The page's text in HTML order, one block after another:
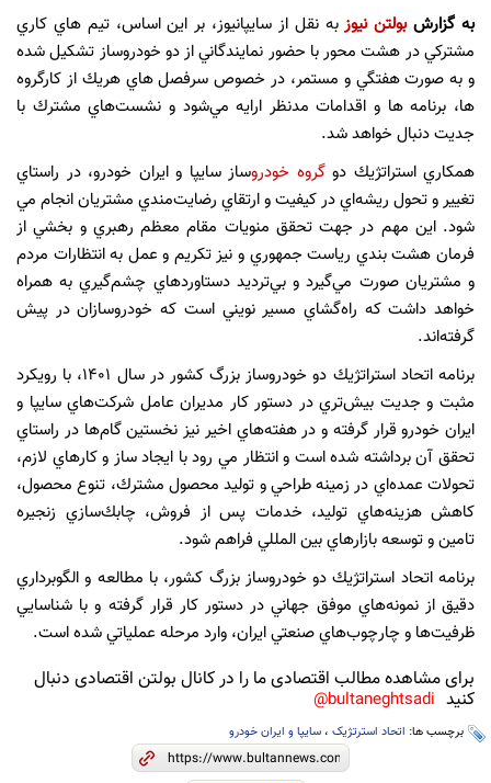
به گزارشبولتن نیوزبه نقل از سایپانیوز، بر اين اساس، تيم هاي كاري
مشتركي در هشت محور با حضور نمايندگاني از دو خودروساز تشكيل شده
و به صورت هفتگي و مستمر، در خصوص سرفصل هاي هريك از كارگروه
ها، برنامه ها و اقدامات مدنظر ارايه مي‌شود و نشست‌هاي مشترك با
جديت دنبال خواهد شد.
همكاري استراتژيك دوگروه خودروساز سايپا و ايران خودرو، در راستاي
تغيير و تحول ريشه‌اي در كيفيت و ارتقاي رضايت‌مندي مشتريان انجام مي
شود. اين مهم در جهت تحقق منويات مقام معظم رهبري و بخشي از
فرمان هشت بندي رياست جمهوري و نيز تكريم و عمل به انتظارات مردم
و مشتريان صورت مي‌گيرد و بي‌ترديد دستاوردهاي چشم‌گيري به همراه
خواهد داشت كه راه‌گشاي مسير نويني است كه خودروسازان در پيش
گرفته‌اند.
برنامه اتحاد استراتژيك دو خودروساز بزرگ كشور در سال 1401، با رويكرد
مثبت و جديت بيش‌تري در دستور كار مديران عامل شركت‌هاي سایپا و
ايران خودرو قرار گرفته و در هفته‌هاي اخير نيز نخستين گام‌ها در راستاي
تحقق آن برداشته شده است و انتظار مي رود با ايجاد ساز و كارهاي لازم،
تحولات عمده‌اي در زمينه طراحي و توليد محصول مشترك، تنوع محصول،
كاهش هزينه‌هاي توليد، خدمات پس از فروش، چابك‌سازي زنجيره
تامين و توسعه بازارهاي بين المللي فراهم شود.
برنامه اتحاد استراتژيك دو خودروساز بزرگ كشور، با مطالعه و الگوبرداري
دقيق از نمونه‌هاي موفق جهاني در دستور كار قرار گرفته و با شناسايي
ظرفيت‌ها و چارچوب‌هاي صنعتي ايران، وارد مرحله عملياتي شده است.
برای مشاهده مطالب اقتصادی ما را در کانال بولتن اقتصادی دنبال
کنید bultaneghtsadi@
برچسب ها: اتحاد استرتژیک ، سایپا و ایران خودرو